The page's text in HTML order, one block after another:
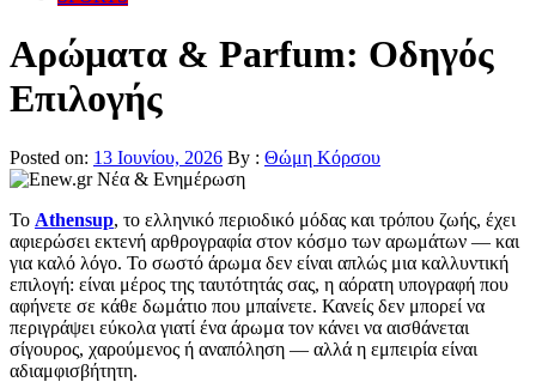
Αρώματα & Parfum: Οδηγός
Επιλογής
Posted on: 13 Ιουνίου, 2026 By : Θώμη Κόρσου
Το Athensup, το ελληνικό περιοδικό μόδας και τρόπου ζωής, έχει
αφιερώσει εκτενή αρθρογραφία στον κόσμο των αρωμάτων — και
για καλό λόγο. Το σωστό άρωμα δεν είναι απλώς μια καλλυντική
επιλογή: είναι μέρος της ταυτότητάς σας, η αόρατη υπογραφή που
αφήνετε σε κάθε δωμάτιο που μπαίνετε. Κανείς δεν μπορεί να
περιγράψει εύκολα γιατί ένα άρωμα τον κάνει να αισθάνεται
σίγουρος, χαρούμενος ή αναπόληση — αλλά η εμπειρία είναι
αδιαμφισβήτητη.